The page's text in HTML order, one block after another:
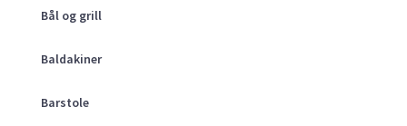
Bål og grill
Baldakiner
Barstole